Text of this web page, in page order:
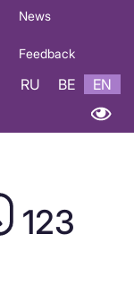
News
Feedback
RU BE EN
123